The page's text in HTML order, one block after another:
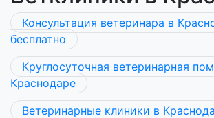
Консультация ветеринара в
бесплатно
Круглосуточная ветеринарная
Краснодаре
Ветеринарные клиники в